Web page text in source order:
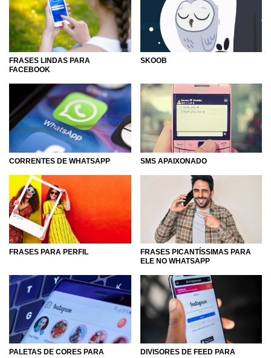
antenado com a gente! Por isso, confira nossas páginas,
divirta-se com cada uma delas e com suas dicas de como
se dar bem no mundo da internet!
FRASES LINDAS PARA
FACEBOOK
SKOOB
CORRENTES DE WHATSAPP SMS APAIXONADO
FRASES PARA PERFIL
FRASES PICANTÍSSIMAS PARA
ELE NO WHATSAPP
PALETAS DE CORES PARA
DIVISORES DE FEED PARA